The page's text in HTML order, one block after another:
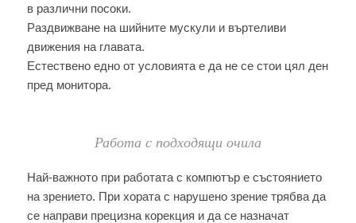
в различни посоки.
Раздвижване на шийните мускули и въртеливи
движения на главата.
Естествено едно от условията е да не се стои цял ден
пред монитора.
Работа с подходящи очила
Най-важното при работата с компютър е състоянието
на зрението. При хората с нарушено зрение трябва да
се направи прецизна корекция и да се назначат